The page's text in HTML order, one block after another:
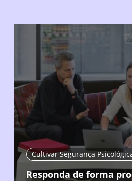
Cultivar Segurança
Responda de forma